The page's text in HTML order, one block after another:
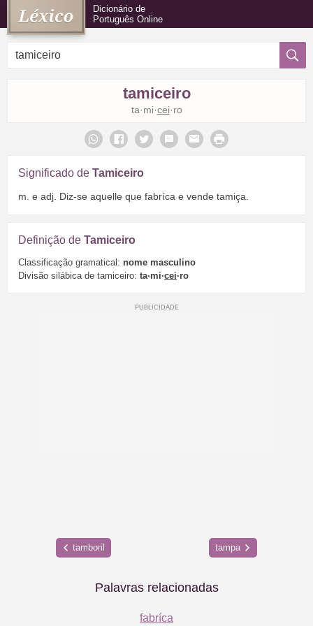
Dicionário de
Português Online
tamiceiro
ta·mi·cei·ro
Significado de Tamiceiro
m. e adj. Diz-se aquelle que fabríca e vende tamiça.
Definição de Tamiceiro
Classificação gramatical: nome masculino
Divisão silábica de tamiceiro: ta·mi·cei·ro
tamboril tampa
Palavras relacionadas
fabríca